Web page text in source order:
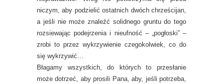
niczym, aby podzielić ostatnich dwóch chrześcijan,
a jeśli nie może znaleźć solidnego gruntu do tego
rozsiewając podejrzenia i nieufność – „pogłoski” –
zrobi to przez wykrzywienie czegokolwiek, co do
się wykrzywić…
Błagamy wszystkich, do których to przesłanie
może dotrzeć, aby prosili Pana, aby, jeśli potrzeba,